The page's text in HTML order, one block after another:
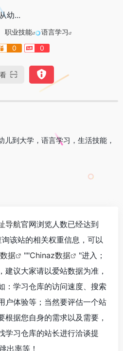
幼...
职业技能
语言学习
0 0
到大学，语言学习，生活技能，
导航官网浏览人数已经达到
该站的相关权重信息，可以
据 ""Chinaz数据
"进入；
建议大家请以爱站数据为准，
：学习仓库的访问速度、搜索
户体验等；当然要评估一个站
根据您自身的需求以及需要，
学习仓库的站长进行洽谈提
出率等！